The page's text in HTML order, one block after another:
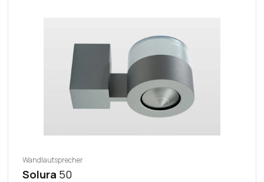
Wandlautsprecher
Solura 50